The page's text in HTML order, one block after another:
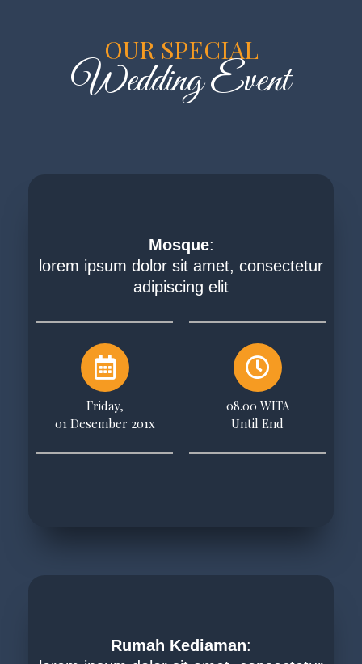
OUR SPECIAL
Wedding Event
Mosque:
lorem ipsum dolor sit amet, consectetur
adipiscing elit
Friday,
01 Desember 201x
08.00 WITA
Until End
Rumah Kediaman: